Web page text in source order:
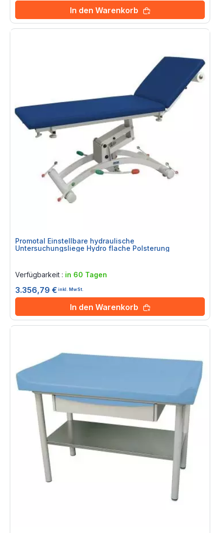
In den Warenkorb
Promotal Einstellbare hydraulische
Untersuchungsliege Hydro flache Polsterung
Verfügbarkeit : in 60 Tagen
3.356,79 € inkl. MwSt.
In den Warenkorb